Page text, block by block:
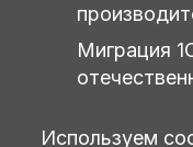
Миграция
Используем